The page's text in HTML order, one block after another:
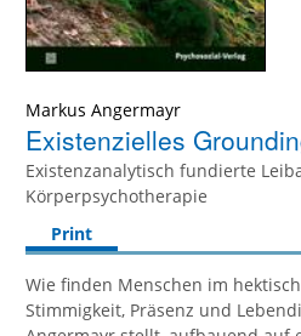
Markus Angermayr
Existenzielles
Existenzanalytisch fundierte
Körperpsychotherapie
Print
Wie finden Menschen im
Stimmigkeit, Präsenz und